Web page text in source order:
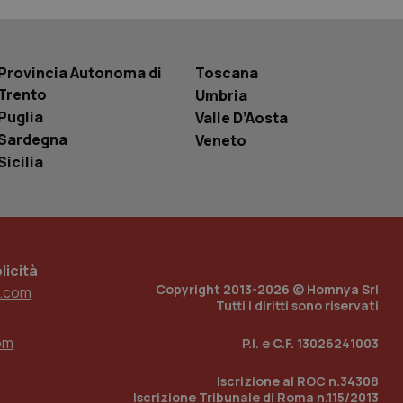
Autonoma di
Toscana
Umbria
Valle D’Aosta
Veneto
Copyright 2013-2026 © Homnya Srl
Tutti i diritti sono riservati
P.I. e C.F. 13026241003
Iscrizione al ROC n.34308
Iscrizione Tribunale di Roma n.115/2013
il sito, ma un
di accesso per
Analytics
di
traccia
incorporati
del sito web sta
di